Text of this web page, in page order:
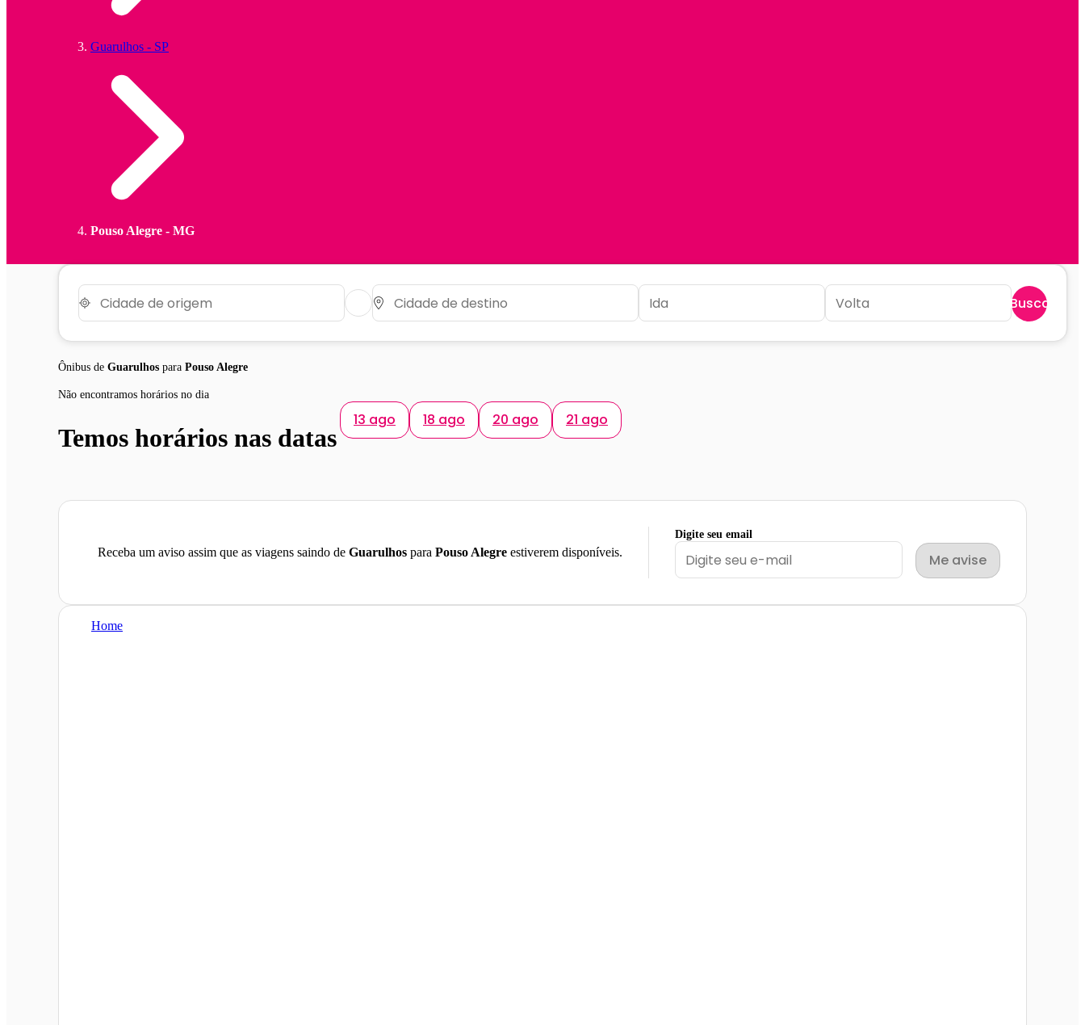
Guarulhos - SP
Pouso Alegre - MG
Buscar
Ônibus de Guarulhos para Pouso Alegre
Não encontramos horários no dia
Temos horários nas datas
13 ago 18 ago 20 ago 21 ago
Receba um aviso assim que as viagens saindo de Guarulhos para Pouso Alegre estiverem disponíveis.
Digite seu email
Me avise
Home